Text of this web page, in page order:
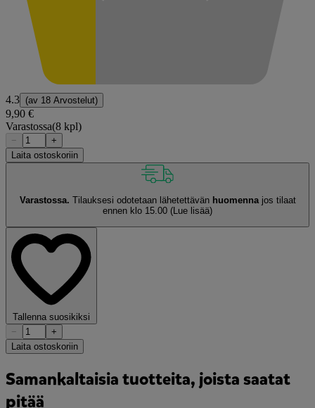
4.3 (av 18 Arvostelut)
9,90 €
Varastossa(8 kpl)
−
+
Laita ostoskoriin
Varastossa. Tilauksesi odotetaan lähetettävän huomennajos tilaat
ennen klo 15.00 (Lue lisää)
Tallenna suosikiksi
−
+
Laita ostoskoriin
Samankaltaisia tuotteita, joista saatat
pitää